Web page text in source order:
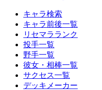
キャラ検索
キャラ前後一覧
リセマラランク
投手一覧
野手一覧
彼女・相棒一覧
サクセス一覧
デッキメーカー